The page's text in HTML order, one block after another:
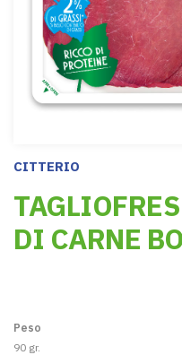
CITTERIO
DI CARNE
Peso
90 gr.